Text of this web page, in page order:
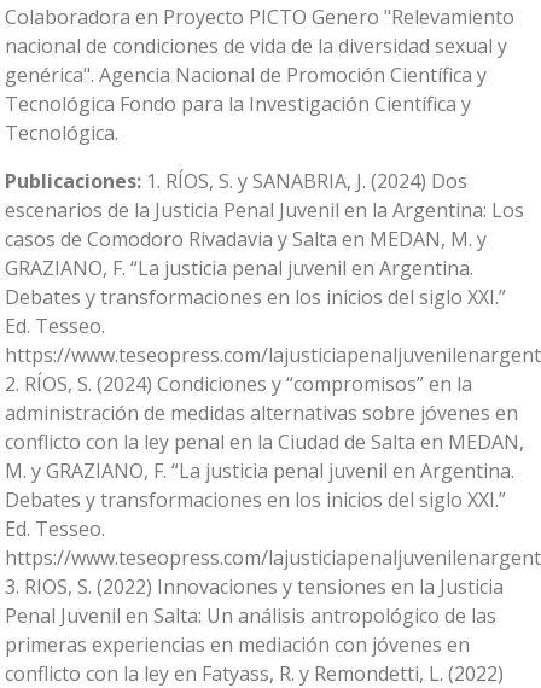
Colaboradora en Proyecto PICTO Genero "Relevamiento
nacional de condiciones de vida de la diversidad sexual y
genérica". Agencia Nacional de Promoción Científica y
Tecnológica Fondo para la Investigación Científica y
Tecnológica.
Publicaciones: 1. RÍOS, S. y SANABRIA, J. (2024) Dos
escenarios de la Justicia Penal Juvenil en la Argentina: Los
casos de Comodoro Rivadavia y Salta en MEDAN, M. y
GRAZIANO, F. “La justicia penal juvenil en Argentina.
Debates y transformaciones en los inicios del siglo XXI.”
Ed. Tesseo.
https://www.teseopress.com/
2. RÍOS, S. (2024) Condiciones y “compromisos” en la
administración de medidas alternativas sobre jóvenes en
conflicto con la ley penal en la Ciudad de Salta en MEDAN,
M. y GRAZIANO, F. “La justicia penal juvenil en Argentina.
Debates y transformaciones en los inicios del siglo XXI.”
Ed. Tesseo.
https://www.teseopress.com/
3. RIOS, S. (2022) Innovaciones y tensiones en la Justicia
Penal Juvenil en Salta: Un análisis antropológico de las
primeras experiencias en mediación con jóvenes en
conflicto con la ley en Fatyass, R. y Remondetti, L. (2022)